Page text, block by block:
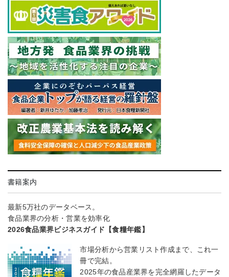
書籍案内
最新5万社のデータベース。
食品業界の分析・営業を効率化
2026食品業界ビジネスガイド【食糧年鑑】
市場分析から営業リスト作成まで、これ一
冊で完結。
2025年の食品産業界を完全網羅したデータ